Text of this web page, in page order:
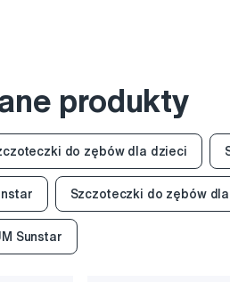
produkty
do zębów dla dzieci
Szczoteczki do zębów
Sunstar